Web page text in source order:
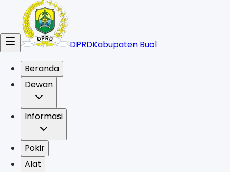
DPRDKabupaten Buol
Beranda
Dewan
Informasi
Pokir
Alat